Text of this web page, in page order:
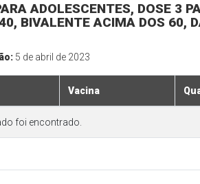
ADOLESCENTES, DOSE 3
BIVALENTE ACIMA DOS 60,
5 de abril de 2023
Vacina
foi encontrado.